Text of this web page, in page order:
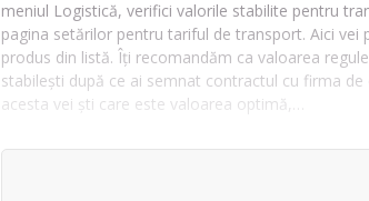
meniul Logistică, verifici valorile stabilite pentru
pagina setărilor pentru tariful de transport. Aici
produs din listă. Îți recomandăm ca valoarea
stabilești după ce ai semnat contractul cu firma
acesta vei ști care este valoarea optimă,…